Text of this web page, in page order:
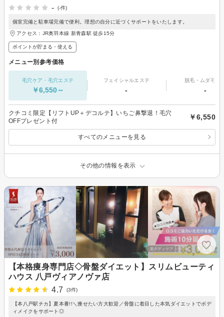
- (-件)
個室完備と駐車場完備で便利。理想の自分に近づくサポートをいたします。
アクセス：JR奥羽本線 新青森駅 徒歩15分
ポイントが貯まる・使える
メニュー別参考価格
毛穴ケア・毛穴エステ
￥6,550～
フェイシャルエステ
-
脱毛・ムダ毛処
-
クチコミ限定【リフトUP＋デコルテ】いちご鼻撃退！毛穴
OFFプレゼント付
￥6,550
すべてのメニューを見る
その他の情報を表示
【本格痩身専門店◇骨盤ダイエット】スリムビューティ
ハウス 八戸ヴィアノヴァ店
4.7
(3件)
【本八戸駅チカ】夏本番!!＼痩せたい方大歓迎／骨盤に着目した本気ダイエットでボデ
ィメイクをサポート◎